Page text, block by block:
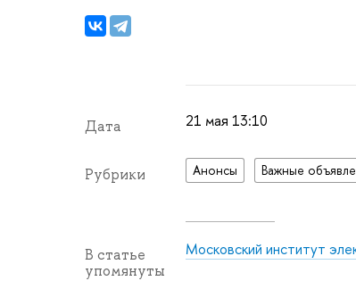
Дата 21 мая 13:10
Рубрики Анонсы Важные
В статье
упомянуты
Московский институт